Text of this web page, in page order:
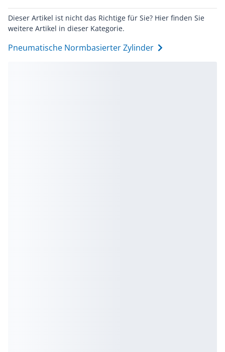
Dieser Artikel ist nicht das Richtige für Sie? Hier finden Sie
weitere Artikel in dieser Kategorie.
Pneumatische Normbasierter Zylinder